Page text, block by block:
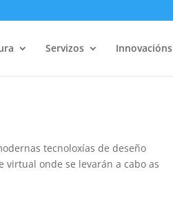
Servizos Innovacións
tecnoloxías de deseño
virtual onde se levarán a cabo as